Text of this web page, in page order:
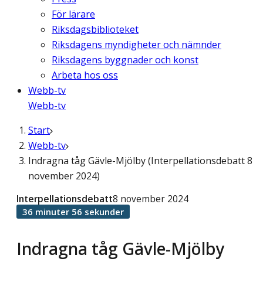
För lärare
Riksdagsbiblioteket
Riksdagens myndigheter och nämnder
Riksdagens byggnader och konst
Arbeta hos oss
Webb-tv
Webb-tv
Start
Webb-tv
Indragna tåg Gävle-Mjölby (Interpellationsdebatt 8
november 2024)
Indragna tåg Gävle-Mjölby
Interpellationsdebatt8 november 2024
36 minuter 56 sekunder